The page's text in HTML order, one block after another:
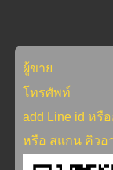
เรา
ผู้ขาย
โทรศัพท์
add Line id หรื
หรือ สแกน คิวอ